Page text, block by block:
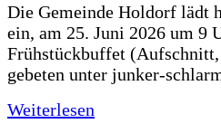
Die Gemeinde Holdorf lädt
ein, am 25. Juni 2026 um 9
Frühstückbuffet
gebeten unter junker-
Weiterlesen